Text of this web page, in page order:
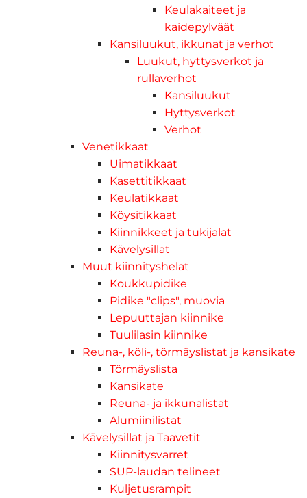
Keulakaiteet ja
kaidepylväät
Kansiluukut, ikkunat ja verhot
Luukut, hyttysverkot ja
rullaverhot
Kansiluukut
Hyttysverkot
Verhot
Venetikkaat
Uimatikkaat
Kasettitikkaat
Keulatikkaat
Köysitikkaat
Kiinnikkeet ja tukijalat
Kävelysillat
Muut kiinnityshelat
Koukkupidike
Pidike "clips", muovia
Lepuuttajan kiinnike
Tuulilasin kiinnike
Reuna-, köli-, törmäyslistat ja kansikate
Törmäyslista
Kansikate
Reuna- ja ikkunalistat
Alumiinilistat
Kävelysillat ja Taavetit
Kiinnitysvarret
SUP-laudan telineet
Kuljetusrampit